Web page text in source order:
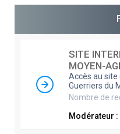
SITE
MOYEN-
Accès au
Guerriers du
Nombre de
Modérateur :